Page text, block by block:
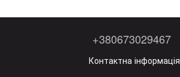
+380673029467
Контактна інформація